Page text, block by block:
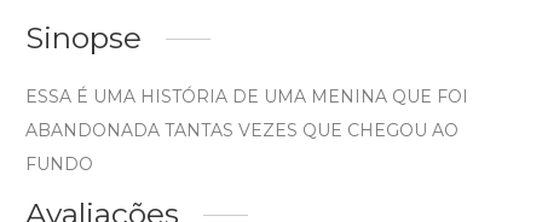
Sinopse
ESSA É UMA HISTÓRIA DE UMA MENINA QUE FOI
ABANDONADA TANTAS VEZES QUE CHEGOU AO
FUNDO
Avaliações